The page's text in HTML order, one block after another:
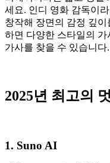
세요. 인디 영화 감독이
창작해 장면의 감정 깊
하면 다양한 스타일의
가사를 찾을 수 있습니다.
2025년 최고의
1. Suno AI